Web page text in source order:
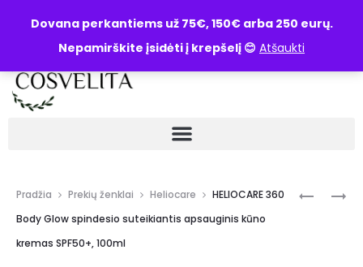
Dovana perkantiems už 75€, 150€ arba 250 eurų.
Nepamirškite įsidėti į krepšelį 😊 Atšaukti
UŽKLAUSA
Pradžia Prekių ženklai Heliocare
HELIOCARE 360
Body Glow spindesio suteikiantis apsauginis kūno
kremas SPF50+, 100ml